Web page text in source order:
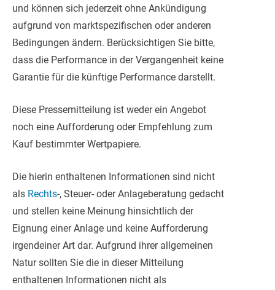
und können sich jederzeit ohne Ankündigung
aufgrund von marktspezifischen oder anderen
Bedingungen ändern. Berücksichtigen Sie bitte,
dass die Performance in der Vergangenheit keine
Garantie für die künftige Performance darstellt.
Diese Pressemitteilung ist weder ein Angebot
noch eine Aufforderung oder Empfehlung zum
Kauf bestimmter Wertpapiere.
Die hierin enthaltenen Informationen sind nicht
als Rechts-, Steuer- oder Anlageberatung gedacht
und stellen keine Meinung hinsichtlich der
Eignung einer Anlage und keine Aufforderung
irgendeiner Art dar. Aufgrund ihrer allgemeinen
Natur sollten Sie die in dieser Mitteilung
enthaltenen Informationen nicht als